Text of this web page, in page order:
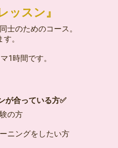
ッスン』
士のためのコース。
。
1時間です。
が合っている方✅
の方
ニングをしたい方